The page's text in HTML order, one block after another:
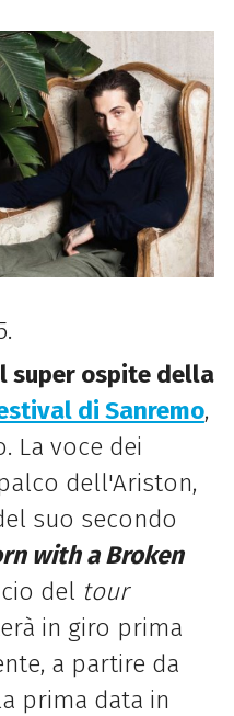
super ospite della
di Sanremo,
La voce dei
dell'Ariston,
suo secondo
with a Broken
del tour
in giro prima
a partire da
prima data in